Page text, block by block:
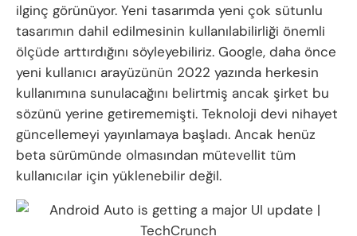
ilginç görünüyor. Yeni tasarımda yeni çok sütunlu
tasarımın dahil edilmesinin kullanılabilirliği önemli
ölçüde arttırdığını söyleyebiliriz. Google, daha önce
yeni kullanıcı arayüzünün 2022 yazında herkesin
kullanımına sunulacağını belirtmiş ancak şirket bu
sözünü yerine getirememişti. Teknoloji devi nihayet
güncellemeyi yayınlamaya başladı. Ancak henüz
beta sürümünde olmasından mütevellit tüm
kullanıcılar için yüklenebilir değil.